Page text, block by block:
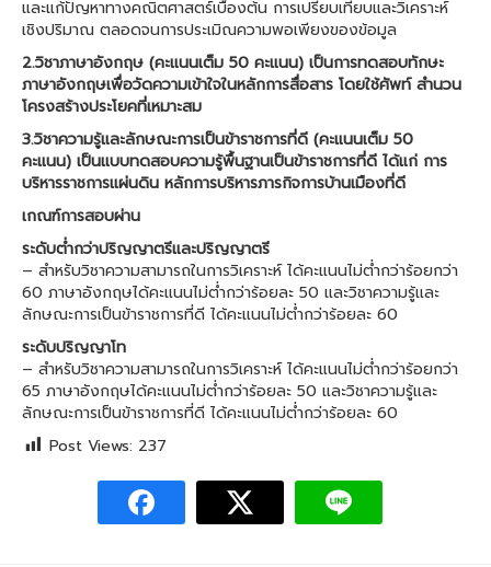
และแก้ปัญหาทางคณิตศาสตร์เบื้องต้น การเปรียบเทียบและวิเคราะห์
เชิงปริมาณ ตลอดจนการประเมิณความพอเพียงของข้อมูล
2.วิชาภาษาอังกฤษ (คะแนนเต็ม 50 คะแนน) เป็นการทดสอบทักษะ
ภาษาอังกฤษเพื่อวัดความเข้าใจในหลักการสื่อสาร โดยใช้ศัพท์ สำนวน
โครงสร้างประโยคที่เหมาะสม
3.วิชาความรู้และลักษณะการเป็นข้าราชการที่ดี (คะแนนเต็ม 50
คะแนน) เป็นแบบทดสอบความรู้พื้นฐานเป็นข้าราชการที่ดี ได้แก่ การ
บริหารราชการแผ่นดิน หลักการบริหารภารกิจการบ้านเมืองที่ดี
เกณฑ์การสอบผ่าน
ระดับต่ำกว่าปริญญาตรีและปริญญาตรี
– สำหรับวิชาความสามารถในการวิเคราะห์ ได้คะแนนไม่ต่ำกว่าร้อยกว่า
60 ภาษาอังกฤษได้คะแนนไม่ต่ำกว่าร้อยละ 50 และวิชาความรู้และ
ลักษณะการเป็นข้าราชการที่ดี ได้คะแนนไม่ต่ำกว่าร้อยละ 60
ระดับปริญญาโท
– สำหรับวิชาความสามารถในการวิเคราะห์ ได้คะแนนไม่ต่ำกว่าร้อยกว่า
65 ภาษาอังกฤษได้คะแนนไม่ต่ำกว่าร้อยละ 50 และวิชาความรู้และ
ลักษณะการเป็นข้าราชการที่ดี ได้คะแนนไม่ต่ำกว่าร้อยละ 60
Post Views: 237